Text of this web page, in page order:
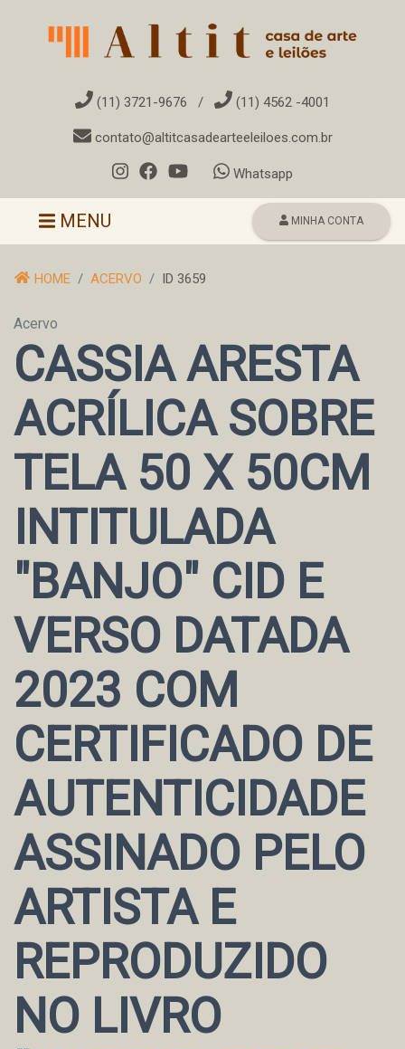
(11) 3721-9676 / (11) 4562 -4001
contato@altitcasadearteeleiloes.com.br
Whatsapp
Toggle navigation
MENU MINHA CONTA
HOME ACERVO ID 3659
Acervo
CASSIA ARESTA
ACRÍLICA SOBRE
TELA 50 X 50CM
INTITULADA
"BANJO" CID E
VERSO DATADA
2023 COM
CERTIFICADO DE
AUTENTICIDADE
ASSINADO PELO
ARTISTA E
REPRODUZIDO
NO LIVRO